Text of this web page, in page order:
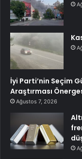
İyi Parti’nin Seçim
Araştırması
Ağustos 7, 2026